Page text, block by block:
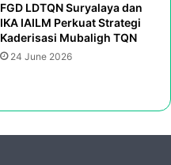
FGD LDTQN Suryalaya dan
IKA IAILM Perkuat Strategi
Kaderisasi Mubaligh TQN
24 June 2026